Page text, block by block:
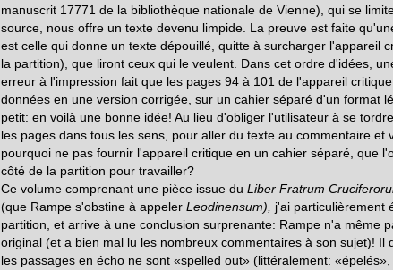
manuscrit 17771 de la bibliothèque nationale de Vienne), qui se
source, nous offre un texte devenu limpide. La preuve est faite
est celle qui donne un texte dépouillé, quitte à surcharger l'appareil
la partition), que liront ceux qui le veulent. Dans cet ordre d'idées,
erreur à l'impression fait que les pages 94 à 101 de l'appareil
données en une version corrigée, sur un cahier séparé d'un format
petit: en voilà une bonne idée! Au lieu d'obliger l'utilisateur à se
les pages dans tous les sens, pour aller du texte au commentaire et
pourquoi ne pas fournir l'appareil critique en un cahier séparé, que
côté de la partition pour travailler?
Ce volume comprenant une pièce issue du Liber Fratrum
(que Rampe s'obstine à appeler Leodinensum), j'ai particulièrement
partition, et arrive à une conclusion surprenante: Rampe n'a même
original (et a bien mal lu les nombreux commentaires à son sujet)! Il
les passages en écho ne sont «spelled out» (littéralement: